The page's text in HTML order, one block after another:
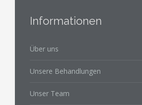
Informationen
Über uns
Unsere Behandlungen
Unser Team